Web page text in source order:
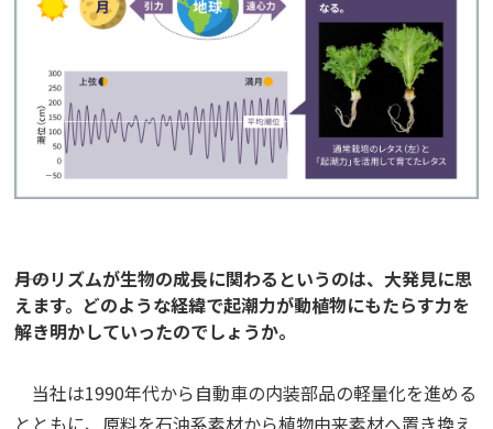
――月のリズムが生物の成長に関わるというのは、大発見に思
えます。どのような経緯で起潮力が動植物にもたらす力を
解き明かしていったのでしょうか。
当社は1990年代から自動車の内装部品の軽量化を進める